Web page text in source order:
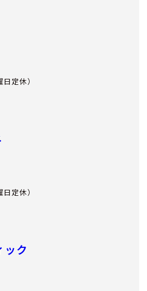
定休）
定休）
ック